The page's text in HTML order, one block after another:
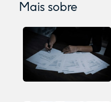
Mais sobre